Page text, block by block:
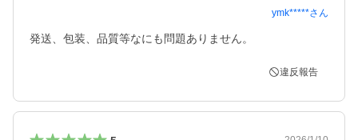
ymk*****さん
発送、包装、品質等なにも問題ありません。
違反報告